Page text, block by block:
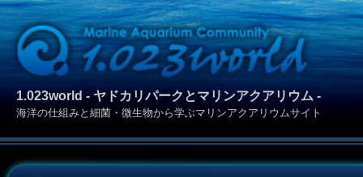
1.023world - ヤドカリパークとマリンアクアリウム -
海洋の仕組みと細菌・微生物から学ぶマリンアクアリウムサイト